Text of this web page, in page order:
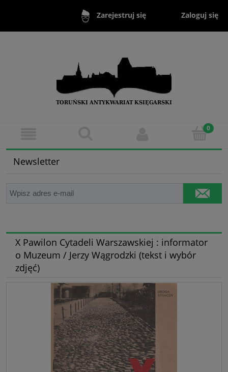
Zarejestruj się Zaloguj się
Newsletter
X Pawilon Cytadeli Warszawskiej : informator
o Muzeum / Jerzy Wągrodzki (tekst i wybór
zdjęć)